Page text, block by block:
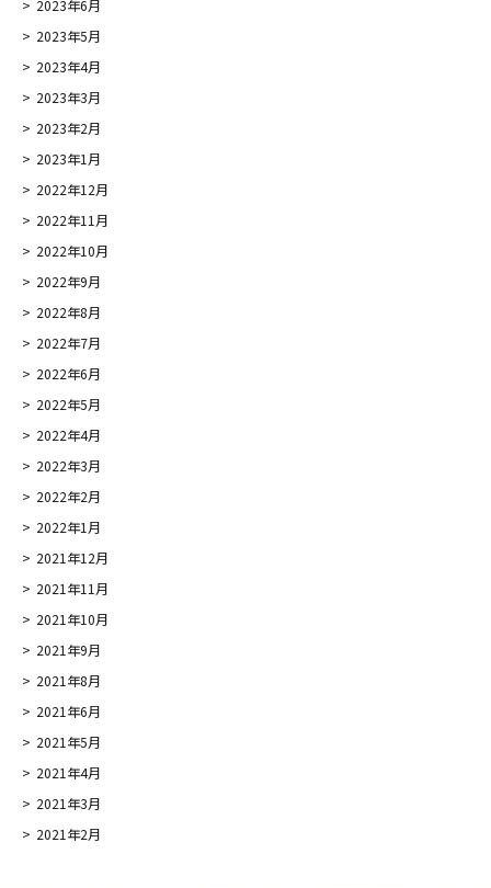
2023年6月
2023年5月
2023年4月
2023年3月
2023年2月
2023年1月
2022年12月
2022年11月
2022年10月
2022年9月
2022年8月
2022年7月
2022年6月
2022年5月
2022年4月
2022年3月
2022年2月
2022年1月
2021年12月
2021年11月
2021年10月
2021年9月
2021年8月
2021年6月
2021年5月
2021年4月
2021年3月
2021年2月